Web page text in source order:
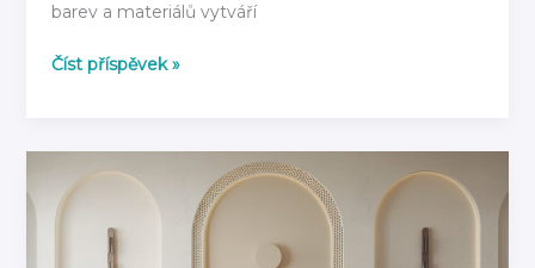
barev a materiálů vytváří
Jak
dalšími
výzdoby
Číst příspěvek »